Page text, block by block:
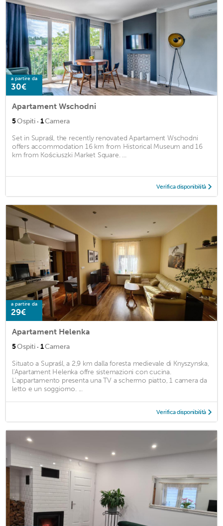
a partire da
30€
Apartament Wschodni
5Ospiti · 1Camera
Set in Supraśl, the recently renovated Apartament Wschodni
offers accommodation 16 km from Historical Museum and 16
km from Kościuszki Market Square. ...
Verifica disponibilità
a partire da
29€
Apartament Helenka
5Ospiti · 1Camera
Situato a Supraśl, a 2,9 km dalla foresta medievale di Knyszynska,
l'Apartament Helenka offre sistemazioni con cucina.
L'appartamento presenta una TV a schermo piatto, 1 camera da
letto e un soggiorno. ...
Verifica disponibilità